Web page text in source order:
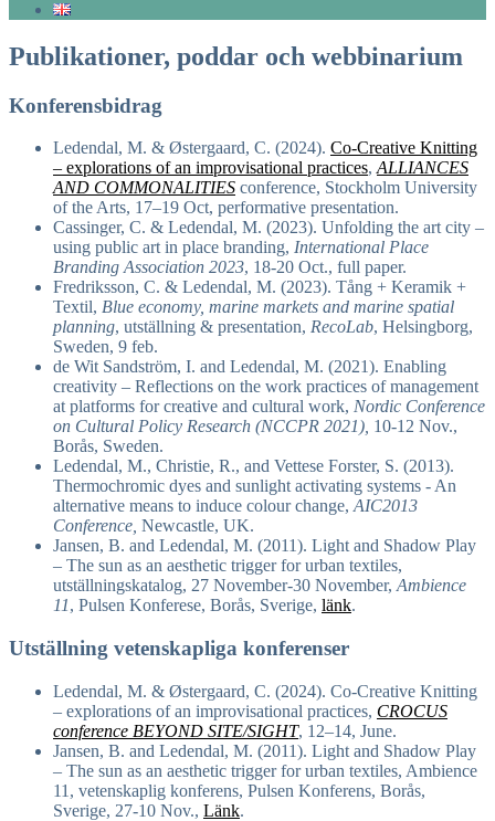
Publikationer, poddar och webbinarium
Konferensbidrag
Ledendal, M. & Østergaard, C. (2024). Co-Creative Knitting
– explorations of an improvisational practices,ALLIANCES
AND COMMONALITIES conference, Stockholm University
of the Arts, 17–19 Oct, performative presentation.
Cassinger, C. & Ledendal, M. (2023). Unfolding the art city –
using public art in place branding, International Place
Branding Association 2023, 18-20 Oct., full paper.
Fredriksson, C. & Ledendal, M. (2023). Tång + Keramik +
Textil, Blue economy, marine markets and marine spatial
planning, utställning & presentation, RecoLab, Helsingborg,
Sweden, 9 feb.
de Wit Sandström, I. and Ledendal, M. (2021). Enabling
creativity – Reflections on the work practices of management
at platforms for creative and cultural work, Nordic Conference
on Cultural Policy Research (NCCPR 2021), 10-12 Nov.,
Borås, Sweden.
Ledendal, M., Christie, R., and Vettese Forster, S. (2013).
Thermochromic dyes and sunlight activating systems ‐ An
alternative means to induce colour change,AIC2013
Conference, Newcastle, UK.
Jansen, B. and Ledendal, M. (2011). Light and Shadow Play
– The sun as an aesthetic trigger for urban textiles,
utställningskatalog, 27 November-30 November,Ambience
11, Pulsen Konferese, Borås, Sverige, länk.
Utställning vetenskapliga konferenser
Ledendal, M. & Østergaard, C. (2024). Co-Creative Knitting
– explorations of an improvisational practices, CROCUS
conference BEYOND SITE/SIGHT, 12–14, June.
Jansen, B. and Ledendal, M. (2011). Light and Shadow Play
– The sun as an aesthetic trigger for urban textiles, Ambience
11, vetenskaplig konferens, Pulsen Konferens, Borås,
Sverige, 27-10 Nov., Länk.